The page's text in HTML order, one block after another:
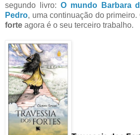
segundo livro: O mundo Barbara
Pedro, uma continuação do primeiro.
forte agora é o seu terceiro trabalho.